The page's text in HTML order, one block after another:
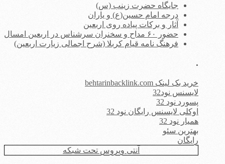
جایگاه حضرت زینب (س)
درجه امام حسین(ع) و یاران
آثار و برکات پیاده روی اربعین
حضور ۶۰ مداح و سخنران سرشناس در اربعین امسال
فرهنگ نامه قیام کربلا (شرح اجمالی زیارت اربعین)
.
خرید بک لینک behtarinbacklink.com
لایسنس نود32
پسورد نود 32
اوکلی لایسنس رایگان نود 32
همیار نود 32
بهترین سئو
رایگان
آنتی ویروس تحت شبکه